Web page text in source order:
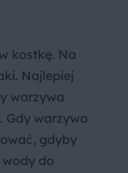
kostkę. Na
Najlepiej
warzywa
Gdy warzywa
gdyby
wody do